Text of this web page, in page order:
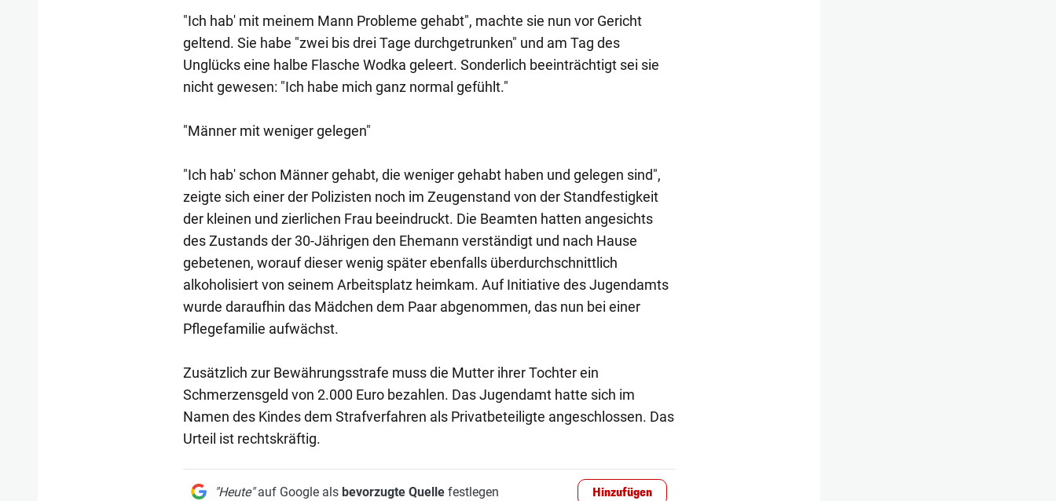
"Ich hab' mit meinem Mann Probleme gehabt", machte sie nun vor Gericht
geltend. Sie habe "zwei bis drei Tage durchgetrunken" und am Tag des
Unglücks eine halbe Flasche Wodka geleert. Sonderlich beeinträchtigt sei sie
nicht gewesen: "Ich habe mich ganz normal gefühlt."
"Männer mit weniger gelegen"
"Ich hab' schon Männer gehabt, die weniger gehabt haben und gelegen sind",
zeigte sich einer der Polizisten noch im Zeugenstand von der Standfestigkeit
der kleinen und zierlichen Frau beeindruckt. Die Beamten hatten angesichts
des Zustands der 30-Jährigen den Ehemann verständigt und nach Hause
gebetenen, worauf dieser wenig später ebenfalls überdurchschnittlich
alkoholisiert von seinem Arbeitsplatz heimkam. Auf Initiative des Jugendamts
wurde daraufhin das Mädchen dem Paar abgenommen, das nun bei einer
Pflegefamilie aufwächst.
Zusätzlich zur Bewährungsstrafe muss die Mutter ihrer Tochter ein
Schmerzensgeld von 2.000 Euro bezahlen. Das Jugendamt hatte sich im
Namen des Kindes dem Strafverfahren als Privatbeteiligte angeschlossen. Das
Urteil ist rechtskräftig.
"Heute"auf Google als bevorzugte Quellefestlegen Hinzufügen